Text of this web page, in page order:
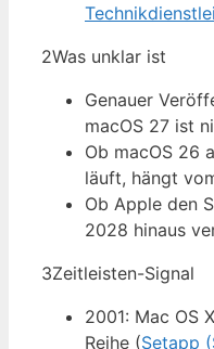
2Was unklar ist
Genauer
macOS 27 ist
Ob macOS 26
läuft, hängt
Ob Apple den
2028 hinaus
3Zeitleisten-Signal
2001: Mac OS
Reihe (Setapp